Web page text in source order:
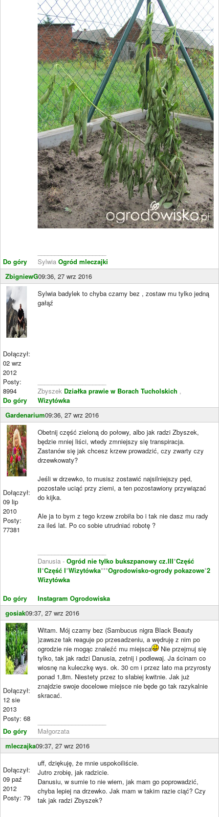
Do góry
Sylwia Ogród mleczajki
ZbigniewG09:36, 27 wrz 2016
Dołączył:
02 wrz
2012
Posty:
8994
Do góry
Sylwia badylek to chyba czarny bez , zostaw mu tylko jedną
gałąź
Zbyszek Działka prawie w Borach Tucholskich ,
Wizytówka
Gardenarium09:36, 27 wrz 2016
Dołączył:
09 lip
2010
Posty:
77381
Do góry
Obetnij część zieloną do połowy, albo jak radzi Zbyszek,
będzie mniej liści, wtedy zmniejszy się transpiracja.
Zastanów się jak chcesz krzew prowadzić, czy zwarty czy
drzewkowaty?
Jeśli w drzewko, to musisz zostawić najsilniejszy pęd,
pozostałe uciąć przy ziemi, a ten pozostawiony przywiązać
do kijka.
Ale ja to bym z tego krzew zrobiła bo i tak nie dasz mu rady
za ileś lat. Po co sobie utrudniać robotę ?
Danusia - Ogród nie tylko bukszpanowy cz.III*Część
II*Część I*Wizytówka***Ogrodowisko-ogrody pokazowe*2
Wizytówka
Instagram Ogrodowiska
gosiak09:37, 27 wrz 2016
Dołączył:
12 sie
2013
Posty: 68
Do góry
Witam. Mój czarny bez (Sambucus nigra Black Beauty
)zawsze tak reaguje po przesadzeniu, a wędruję z nim po
ogrodzie nie mogąc znaleźć mu miejsca
Nie przejmuj się
tylko, tak jak radzi Danusia, zetnij i podlewaj. Ja ścinam co
wiosnę na kuleczkę wys. ok. 30 cm i przez lato ma przyrosty
ponad 1,8m. Niestety przez to słabiej kwitnie. Jak już
znajdzie swoje docelowe miejsce nie będe go tak razykalnie
skracać.
Małgorzata
mleczajka09:37, 27 wrz 2016
Dołączył:
09 paź
2012
Posty: 79
uff, dziękuję, że mnie uspokoiliście.
Jutro zrobię, jak radzicie.
Danusiu, w sumie to nie wiem, jak mam go poprowadzić,
chyba lepiej na drzewko. Jak mam w takim razie ciąć? Czy
tak jak radzi Zbyszek?